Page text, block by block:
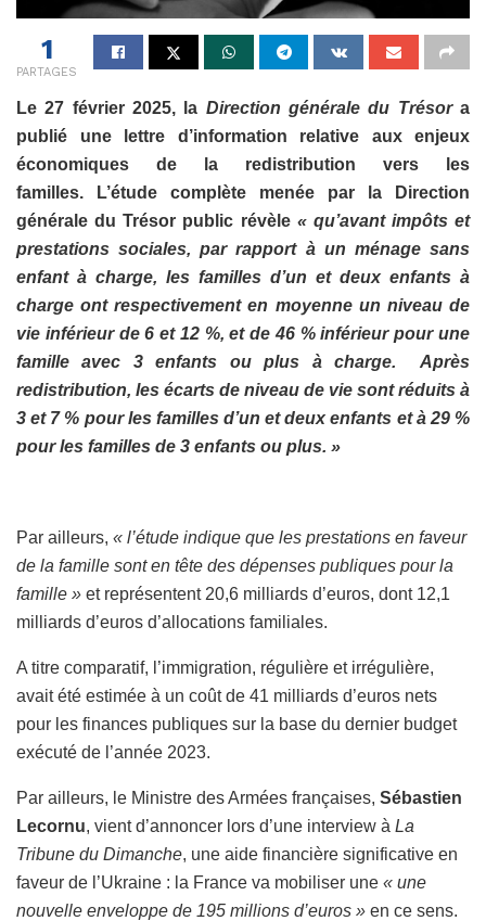
1
PARTAGES
Le 27 février 2025, la Direction générale du Trésora
publié une lettre d’information relative aux enjeux
économiques de la redistribution vers les
familles. L’étude complète menée par la Direction
générale du Trésor public révèle « qu’avant impôts et
prestations sociales, par rapport à un ménage sans
enfant à charge, les familles d’un et deux enfants à
charge ont respectivement en moyenne un niveau de
vie inférieur de 6 et 12 %, et de 46 % inférieur pour une
famille avec 3 enfants ou plus à charge. Après
redistribution, les écarts de niveau de vie sont réduits à
3 et 7 % pour les familles d’un et deux enfants et à 29 %
pour les familles de 3 enfants ou plus. »
Par ailleurs, « l’étude indique que les prestations en faveur
de la famille sont en tête des dépenses publiques pour la
famille » et représentent 20,6 milliards d’euros, dont 12,1
milliards d’euros d’allocations familiales.
A titre comparatif, l’immigration, régulière et irrégulière,
avait été estimée à un coût de 41 milliards d’euros nets
pour les finances publiques sur la base du dernier budget
exécuté de l’année 2023.
Par ailleurs, le Ministre des Armées françaises, Sébastien
Lecornu, vient d’annoncer lors d’une interview à La
Tribune du Dimanche, une aide financière significative en
faveur de l’Ukraine : la France va mobiliser une « une
nouvelle enveloppe de 195 millions d’euros » en ce sens.